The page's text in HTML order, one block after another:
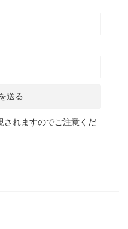
されますのでご注意くだ